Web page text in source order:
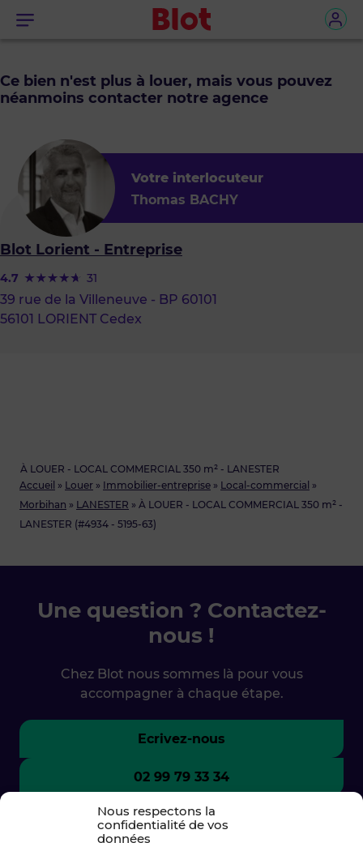
Nous respectons la
confidentialité de vos
données
Menu
Accueil » Louer » Immobilier-entreprise » Local-commercial »
Morbihan » LANESTER » À LOUER - LOCAL COMMERCIAL 350 m² -
LANESTER (#4934 - 5195-63)
À LOUER - LOCAL COMMERCIAL 350 m² - LANESTER
Ce bien n'est plus à louer, mais vous pouvez
néanmoins contacter notre agence
Votre interlocuteur
Thomas BACHY
Blot Lorient - Entreprise
4.7 31
39 rue de la Villeneuve - BP 60101
56101 LORIENT Cedex
Une question ? Contactez-
nous !
Chez Blot nous sommes là pour vous
accompagner à chaque étape.
Ecrivez-nous
02 99 79 33 34